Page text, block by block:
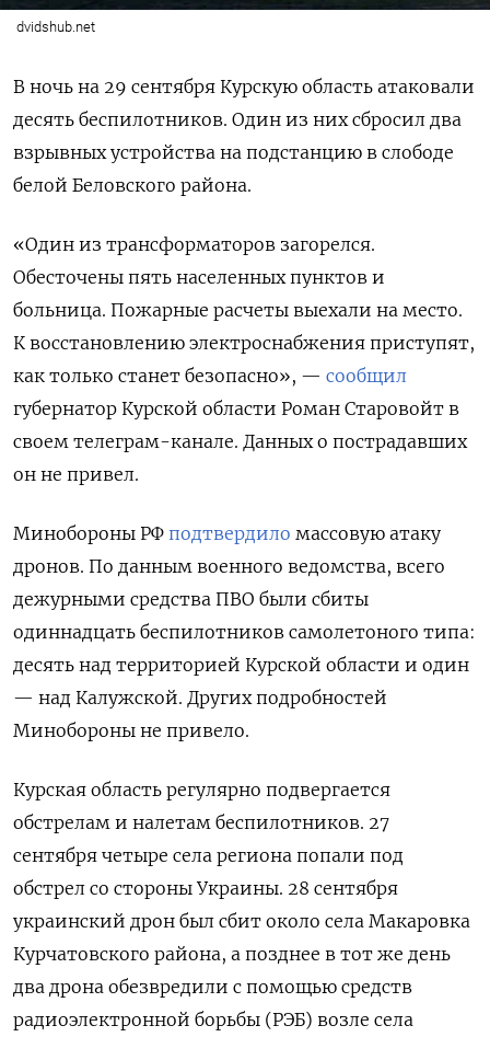
dvidshub.net
В ночь на 29 сентября Курскую область атаковали
десять беспилотников. Один из них сбросил два
взрывных устройства на подстанцию в слободе
белой Беловского района.
«Один из трансформаторов загорелся.
Обесточены пять населенных пунктов и
больница. Пожарные расчеты выехали на место.
К восстановлению электроснабжения приступят,
как только станет безопасно», — сообщил
губернатор Курской области Роман Старовойт в
своем телеграм-канале. Данных о пострадавших
он не привел.
Минобороны РФ подтвердило массовую атаку
дронов. По данным военного ведомства, всего
дежурными средства ПВО были сбиты
одиннадцать беспилотников самолетоного типа:
десять над территорией Курской области и один
— над Калужской. Других подробностей
Минобороны не привело.
Курская область регулярно подвергается
обстрелам и налетам беспилотников. 27
сентября четыре села региона попали под
обстрел со стороны Украины. 28 сентября
украинский дрон был сбит около села Макаровка
Курчатовского района, а позднее в тот же день
два дрона обезвредили с помощью средств
радиоэлектронной борьбы (РЭБ) возле села